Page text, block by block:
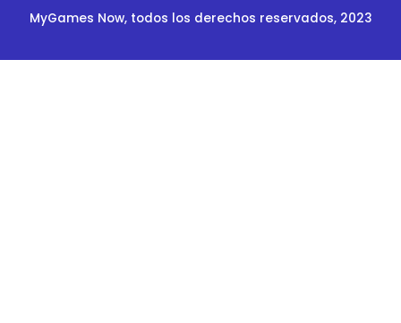
MyGames Now, todos los derechos reservados, 2023